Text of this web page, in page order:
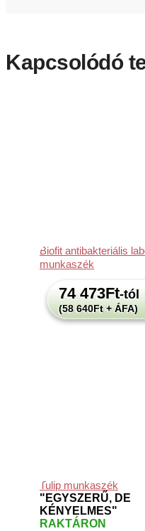
Kapcsolódó
Biofit antibakteriális
munkaszék
74 473Ft-tól
(58 640Ft + ÁFA)
Tulip munkaszék
"EGYSZERŰ, DE
KÉNYELMES"
RAKTÁRON